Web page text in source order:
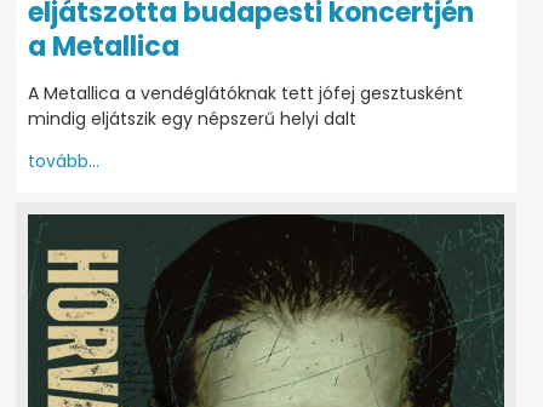
eljátszotta budapesti koncertjén
a Metallica
A Metallica a vendéglátóknak tett jófej gesztusként
mindig eljátszik egy népszerű helyi dalt
tovább...